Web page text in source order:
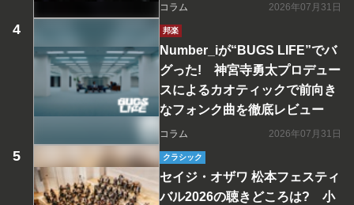
コラム 2026年07月31日
邦楽
Number_iが“BUGS LIFE”でバ
グった! 神宮寺勇太プロデュー
スによるカオティックで前向き
なフォンク曲を徹底レビュー
コラム 2026年07月31日
クラシック
セイジ・オザワ 松本フェスティ
バル2026の聴きどころは? 小